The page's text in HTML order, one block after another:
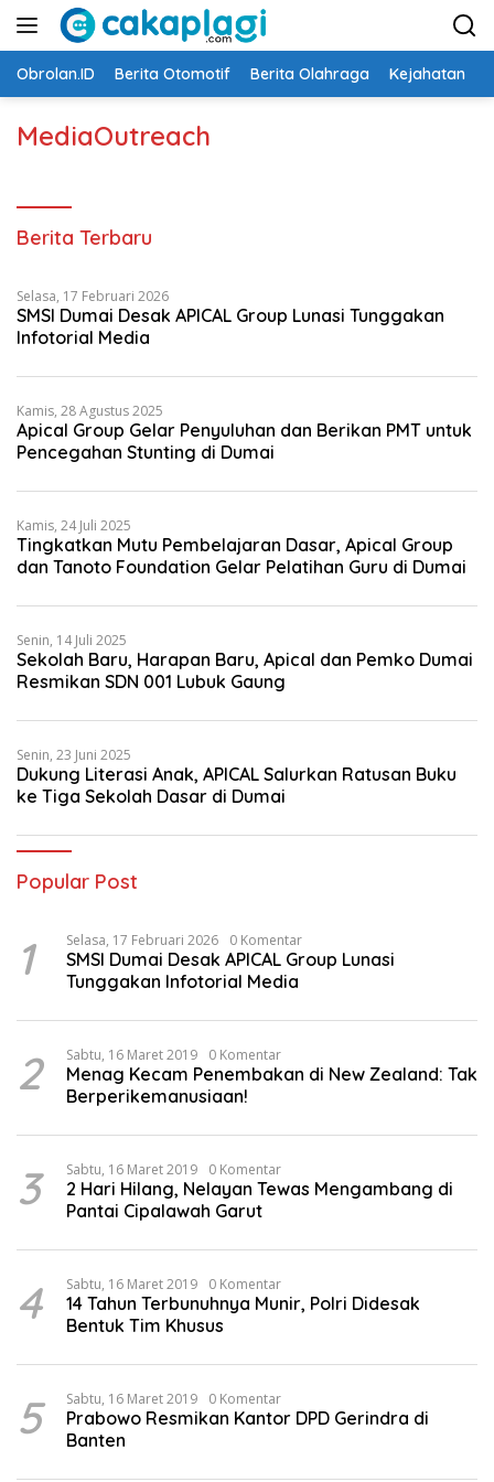
Langsung
Obrolan.ID Berita Otomotif Berita Olahraga Kejahatan
MediaOutreach
Berita Terbaru
Selasa, 17 Februari 2026
SMSI Dumai Desak APICAL Group Lunasi Tunggakan
Infotorial Media
Kamis, 28 Agustus 2025
Apical Group Gelar Penyuluhan dan Berikan PMT untuk
Pencegahan Stunting di Dumai
Kamis, 24 Juli 2025
Tingkatkan Mutu Pembelajaran Dasar, Apical Group
dan Tanoto Foundation Gelar Pelatihan Guru di Dumai
Senin, 14 Juli 2025
Sekolah Baru, Harapan Baru, Apical dan Pemko Dumai
Resmikan SDN 001 Lubuk Gaung
Senin, 23 Juni 2025
Dukung Literasi Anak, APICAL Salurkan Ratusan Buku
ke Tiga Sekolah Dasar di Dumai
Popular Post
1 Selasa, 17 Februari 2026 0 Komentar
SMSI Dumai Desak APICAL Group Lunasi
Tunggakan Infotorial Media
2 Sabtu, 16 Maret 2019 0 Komentar
Menag Kecam Penembakan di New Zealand: Tak
Berperikemanusiaan!
3 Sabtu, 16 Maret 2019 0 Komentar
2 Hari Hilang, Nelayan Tewas Mengambang di
Pantai Cipalawah Garut
4 Sabtu, 16 Maret 2019 0 Komentar
14 Tahun Terbunuhnya Munir, Polri Didesak
Bentuk Tim Khusus
5 Sabtu, 16 Maret 2019 0 Komentar
Prabowo Resmikan Kantor DPD Gerindra di
Banten